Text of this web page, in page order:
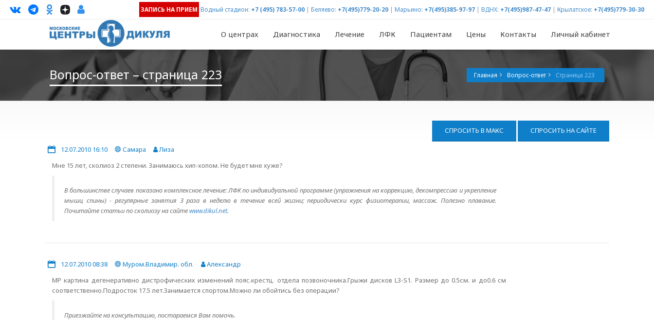
ЗАПИСЬ НА ПРИЕМ Водный стадион: +7 (495) 783-57-00 | Беляево: +7(495)779-20-20 | Марьино: +7(495)385-97-97 | ВДНХ: +7(495)987-47-47 | Крылатское: +7(495)779-30-30
О центрах Диагностика Лечение ЛФК Пациентам Цены Контакты Личный кабинет
Вопрос-ответ – страница 223 Главная Вопрос-ответ Страница 223
СПРОСИТЬ В МАКС СПРОСИТЬ НА САЙТЕ
12.07.2010 16:10 Самара
Лиза
Мне 15 лет, сколиоз 2 степени. Занимаюсь хип-хопом. Не будет мне хуже?
В большинстве случаев показано комплексное лечение: ЛФК по индивидуальной программе (упражнения на коррекцию, декомпрессию и укрепление
мышц спины) - регулярные занятия 3 раза в неделю в течение всей жизни; периодически курс физиотерапии, массаж. Полезно плавание.
Почитайте статьи по сколиозу на сайтеwww.dikul.net.
12.07.2010 08:38 Муром.Владимир. обл.
Александр
МР картина дегенеративно дистрофических изменений пояс.крестц. отдела позвоночника.Грыжи дисков L3-S1. Размер до 0.5см. и до0.6 см
соответственно.Подросток 17.5 лет.Занимается спортом.Можно ли обойтись без операции?
Приезжайте на консультацию, постараемся Вам помочь.